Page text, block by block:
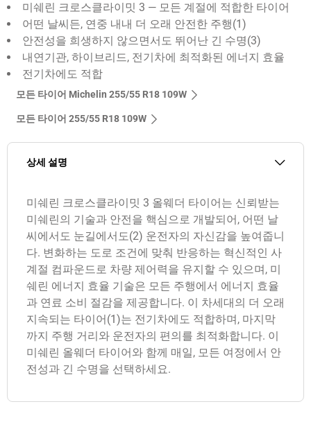
미쉐린 크로스클라이밋 3 — 모든 계절에 적합한 타이어
어떤 날씨든, 연중 내내 더 오래 안전한 주행(1)
안전성을 희생하지 않으면서도 뛰어난 긴 수명(3)
내연기관, 하이브리드, 전기차에 최적화된 에너지 효율
전기차에도 적합
모든 타이어 Michelin 255/55 R18 109W
모든 타이어‎ 255/55 R18 109W
상세 설명
미쉐린 크로스클라이밋 3 올웨더 타이어는 신뢰받는
미쉐린의 기술과 안전을 핵심으로 개발되어, 어떤 날
씨에서도 눈길에서도(2) 운전자의 자신감을 높여줍니
다. 변화하는 도로 조건에 맞춰 반응하는 혁신적인 사
계절 컴파운드로 차량 제어력을 유지할 수 있으며, 미
쉐린 에너지 효율 기술은 모든 주행에서 에너지 효율
과 연료 소비 절감을 제공합니다. 이 차세대의 더 오래
지속되는 타이어(1)는 전기차에도 적합하며, 마지막
까지 주행 거리와 운전자의 편의를 최적화합니다. 이
미쉐린 올웨더 타이어와 함께 매일, 모든 여정에서 안
전성과 긴 수명을 선택하세요.